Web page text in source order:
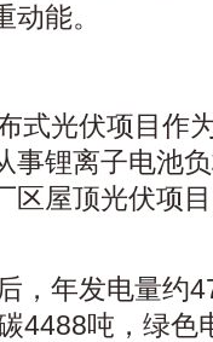
能。
式光伏项目作
事锂离子电池
区屋顶光伏项
，年发电量约
4488吨，绿色